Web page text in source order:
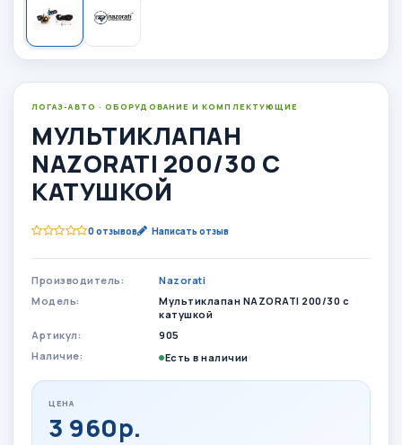
ЛОГАЗ-АВТО · ОБОРУДОВАНИЕ И КОМПЛЕКТУЮЩИЕ
МУЛЬТИКЛАПАН
NAZORATI 200/30 С
КАТУШКОЙ
0 отзывов Написать отзыв
Производитель:
Nazorati
Модель:
Мультиклапан NAZORATI 200/30 с
катушкой
Артикул:
905
Наличие:
Есть в наличии
ЦЕНА
3 960р.